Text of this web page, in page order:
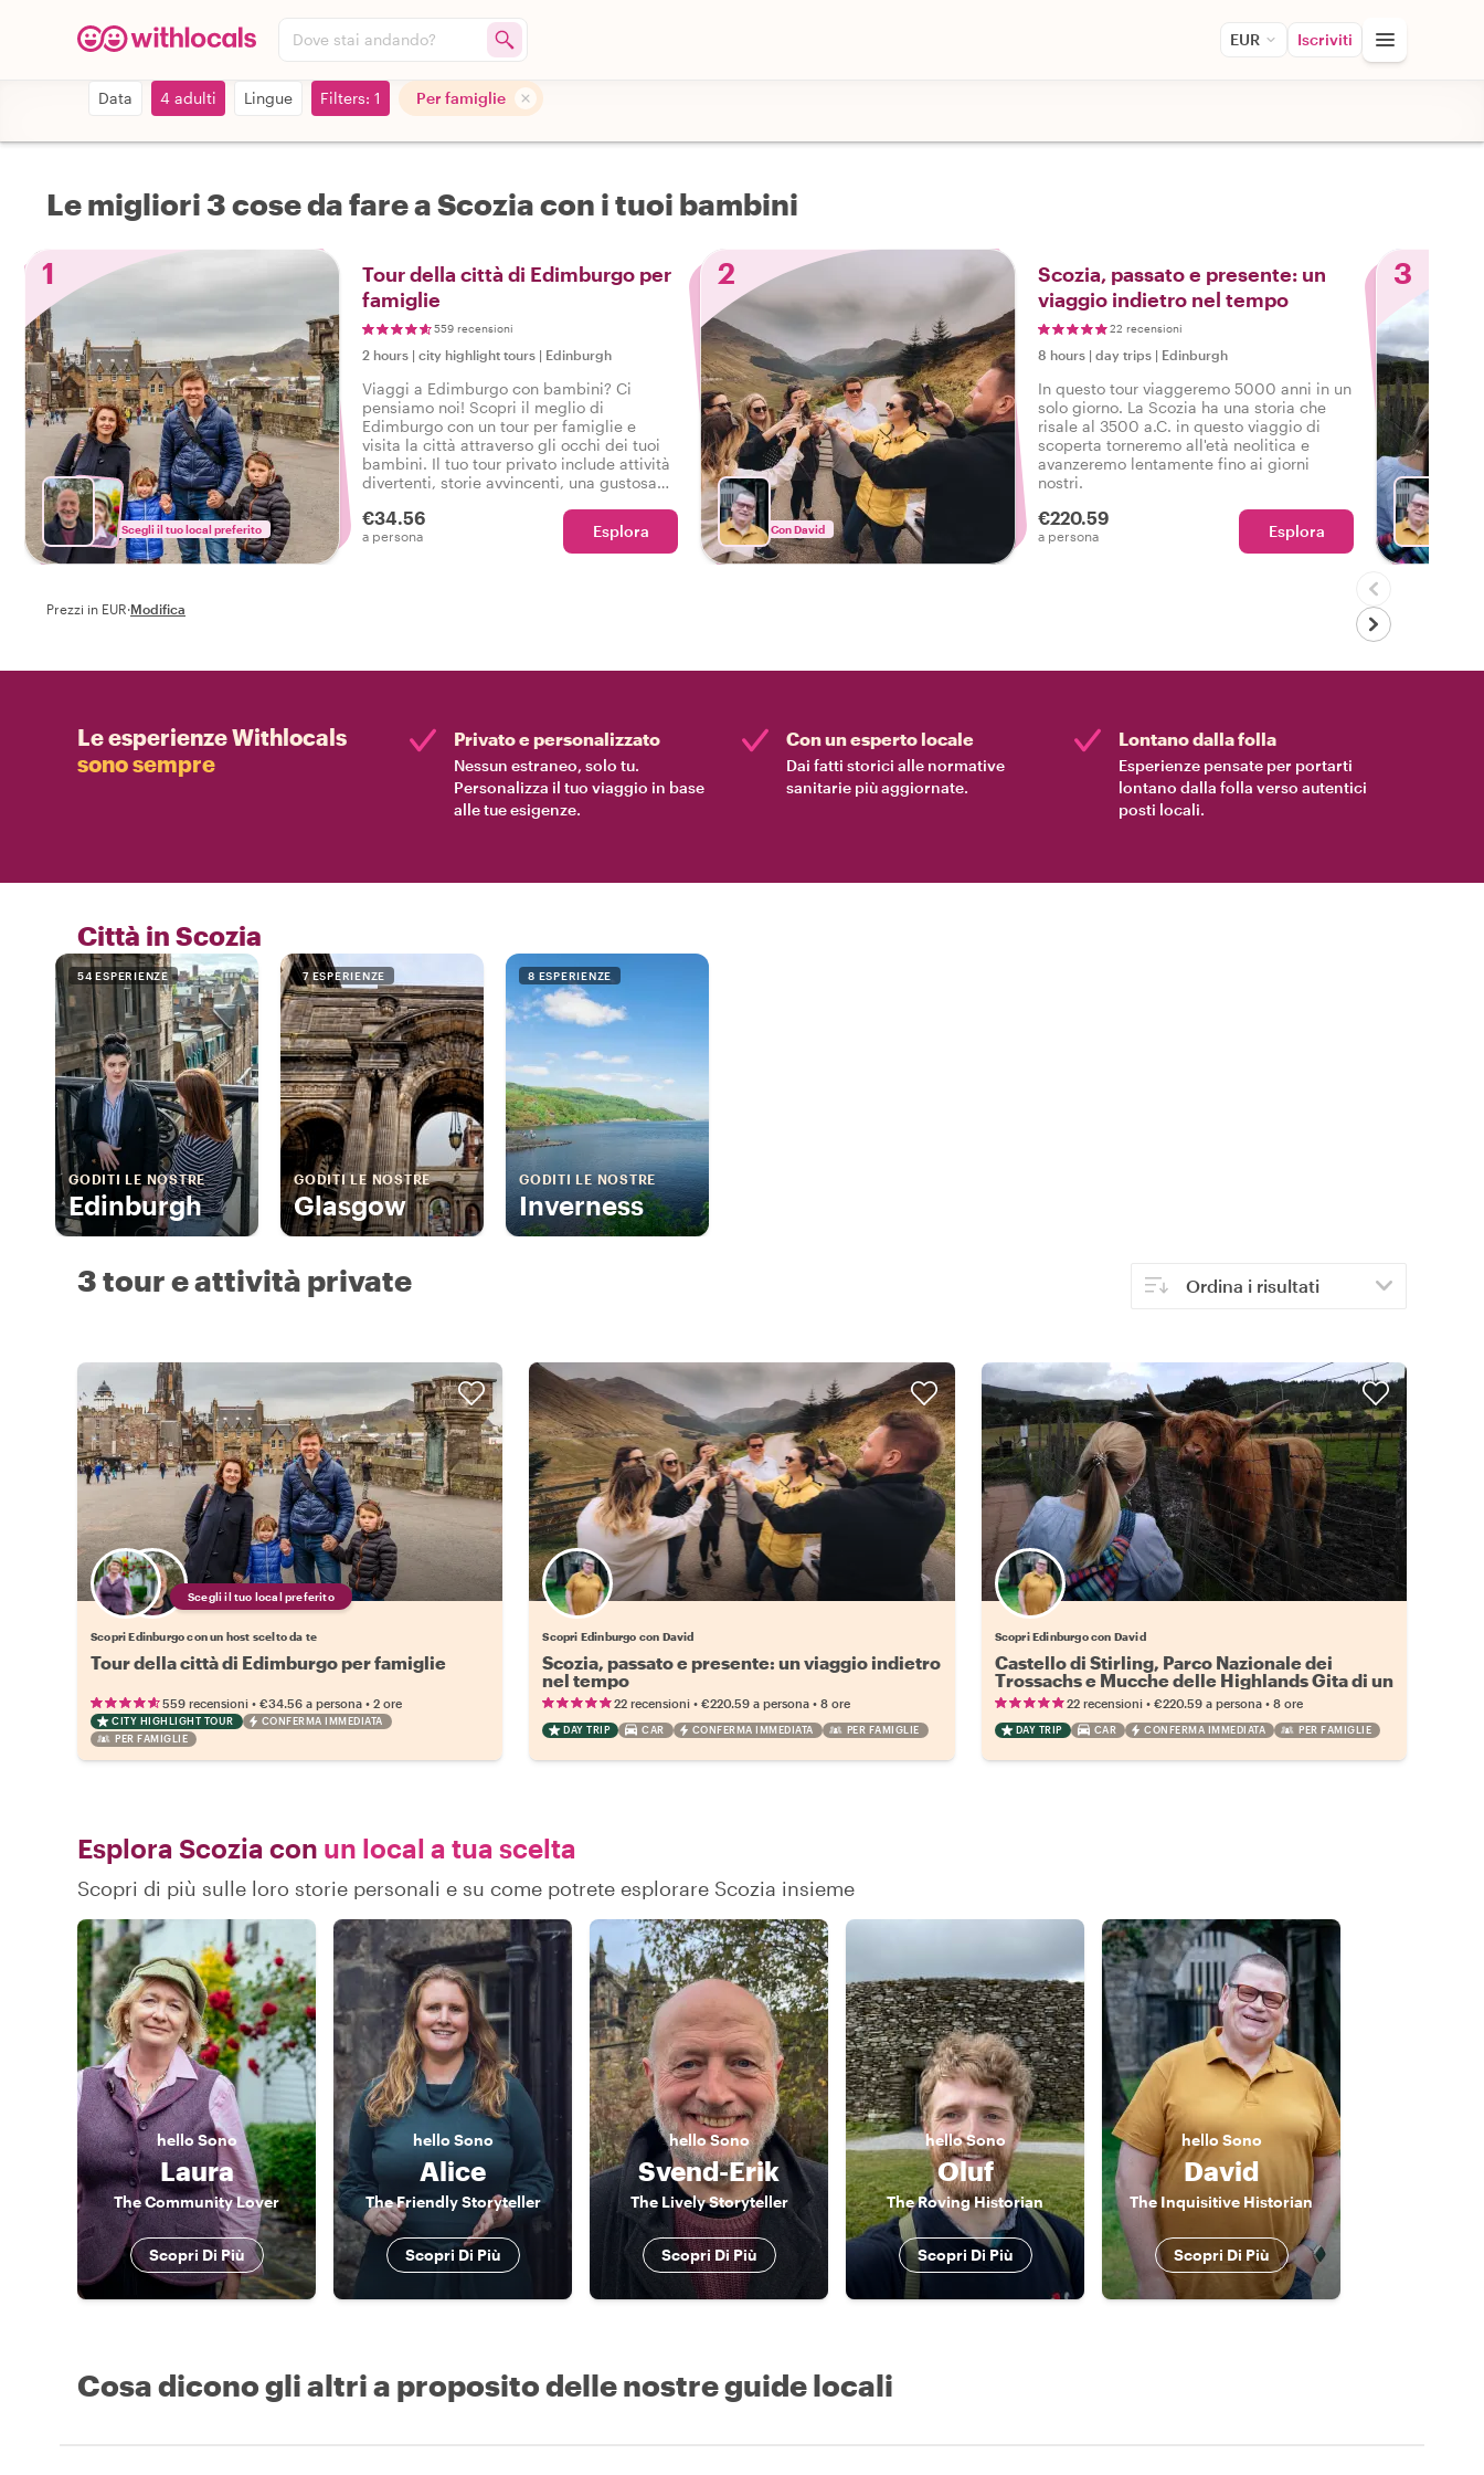
Dove stai andando? EUR Iscriviti
Data 4 adulti Lingue Filters: 1 Per famiglie
Le migliori 3 cose da fare a Scozia con i tuoi bambini
1
Scegli il tuo local preferito
Tour della città di Edimburgo per
famiglie
559 recensioni
2 hours | city highlight tours | Edinburgh
Viaggi a Edimburgo con bambini? Ci
pensiamo noi! Scopri il meglio di
Edimburgo con un tour per famiglie e
visita la città attraverso gli occhi dei tuoi
bambini. Il tuo tour privato include attività
divertenti, storie avvincenti, una gustosa
la tua famiglia conserverà per sempre.
€34.56
a persona Esplora
2
Con David
Scozia, passato e presente: un
viaggio indietro nel tempo
22 recensioni
8 hours | day trips | Edinburgh
In questo tour viaggeremo 5000 anni in un
solo giorno. La Scozia ha una storia che
risale al 3500 a.C. in questo viaggio di
scoperta torneremo all'età neolitica e
avanzeremo lentamente fino ai giorni
nostri.
€220.59
a persona Esplora
3
Prezzi in EUR·Modifica
Le esperienze Withlocals
sono sempre
Privato e personalizzato
Nessun estraneo, solo tu.
Personalizza il tuo viaggio in base
alle tue esigenze.
Con un esperto locale
Dai fatti storici alle normative
sanitarie più aggiornate.
Lontano dalla folla
Esperienze pensate per portarti
lontano dalla folla verso autentici
posti locali.
Città in Scozia
54 ESPERIENZE
GODITI LE NOSTRE
Edinburgh
7 ESPERIENZE
GODITI LE NOSTRE
Glasgow
8 ESPERIENZE
GODITI LE NOSTRE
Inverness
3 tour e attività private Ordina i risultati
Scegli il tuo local preferito
Scopri Edinburgo con un host scelto da te
Tour della città di Edimburgo per famiglie
559 recensioni • €34.56 a persona • 2 ore
CITY HIGHLIGHT TOUR
CONFERMA IMMEDIATA
PER FAMIGLIE
Scopri Edinburgo con David
Scozia, passato e presente: un viaggio indietro
nel tempo
22 recensioni •€220.59 a persona •8 ore
DAY TRIP CAR CONFERMA IMMEDIATA PER FAMIGLIE
Scopri Edinburgo con David
Castello di Stirling, Parco Nazionale dei
Trossachs e Mucche delle Highlands Gita di un
giorno
22 recensioni• €220.59 a persona• 8 ore
DAY TRIP CAR CONFERMA IMMEDIATA PER FAMIGLIE
Esplora Scozia con un local a tua scelta
Scopri di più sulle loro storie personali e su come potrete esplorare Scozia insieme
hello Sono
Laura
The Community Lover
Scopri Di Più
hello Sono
Alice
The Friendly Storyteller
Scopri Di Più
helloSono
Svend-Erik
The Lively Storyteller
Scopri Di Più
helloSono
Oluf
The Roving Historian
Scopri Di Più
hello Sono
David
The Inquisitive Historian
Scopri Di Più
Cosa dicono gli altri a proposito delle nostre guide locali